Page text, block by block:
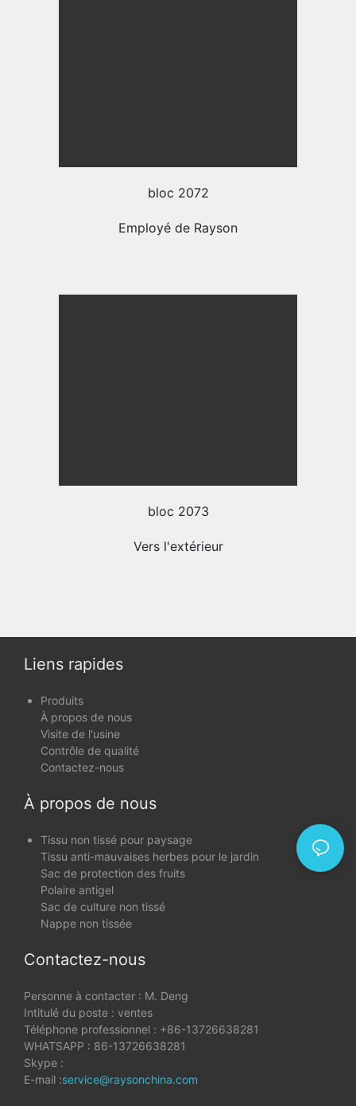
bloc 2072
Employé de Rayson
bloc 2073
Vers l'extérieur
Liens rapides
Produits
À propos de nous
Visite de l'usine
Contrôle de qualité
Contactez-nous
À propos de nous
Tissu non tissé pour paysage
Tissu anti-mauvaises herbes pour le jardin
Sac de protection des fruits
Polaire antigel
Sac de culture non tissé
Nappe non tissée
Contactez-nous
Personne à contacter : M. Deng
Intitulé du poste : ventes
Téléphone professionnel : +86-13726638281
WHATSAPP : 86-13726638281
Skype :
E-mail :service@raysonchina.com